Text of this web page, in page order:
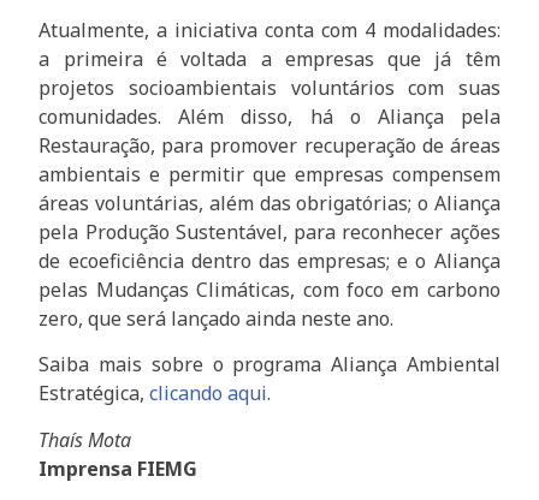
Atualmente, a iniciativa conta com 4 modalidades:
a primeira é voltada a empresas que já têm
projetos socioambientais voluntários com suas
comunidades. Além disso, há o Aliança pela
Restauração, para promover recuperação de áreas
ambientais e permitir que empresas compensem
áreas voluntárias, além das obrigatórias; o Aliança
pela Produção Sustentável, para reconhecer ações
de ecoeficiência dentro das empresas; e o Aliança
pelas Mudanças Climáticas, com foco em carbono
zero, que será lançado ainda neste ano.
Saiba mais sobre o programa Aliança Ambiental
Estratégica,clicando aqui.
Thaís Mota
Imprensa FIEMG